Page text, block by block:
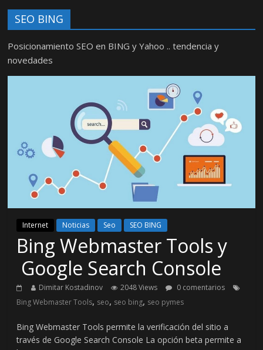
SEO BING
Posicionamiento SEO en BING y Yahoo .. tendencia y
novedades
Internet Noticias Seo SEO BING
Bing Webmaster Tools y
Google Search Console
Dimitar Kostadinov 2048 Views
0 comentarios
Bing Webmaster Tools, seo, seo bing, seo pymes
Bing Webmaster Tools permite la verificación del sitio a
través de Google Search Console La opción beta permite a